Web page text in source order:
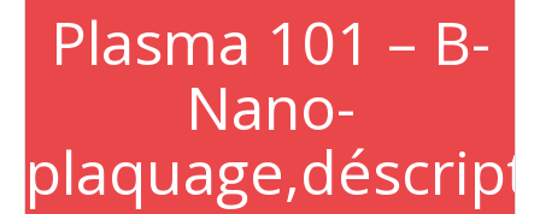
Plasma 101 – B-
Nano-